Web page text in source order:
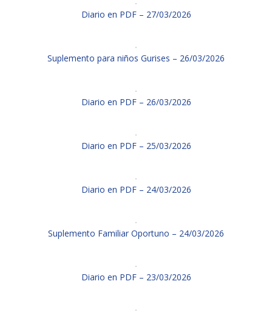
Diario en PDF – 27/03/2026
Suplemento para niños Gurises – 26/03/2026
Diario en PDF – 26/03/2026
Diario en PDF – 25/03/2026
Diario en PDF – 24/03/2026
Suplemento Familiar Oportuno – 24/03/2026
Diario en PDF – 23/03/2026